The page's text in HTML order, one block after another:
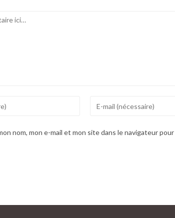
nom, mon e-mail et mon site dans le navigateur